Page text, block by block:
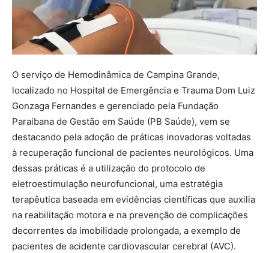
O serviço de Hemodinâmica de Campina Grande,
localizado no Hospital de Emergência e Trauma Dom Luiz
Gonzaga Fernandes e gerenciado pela Fundação
Paraibana de Gestão em Saúde (PB Saúde), vem se
destacando pela adoção de práticas inovadoras voltadas
à recuperação funcional de pacientes neurológicos. Uma
dessas práticas é a utilização do protocolo de
eletroestimulação neurofuncional, uma estratégia
terapêutica baseada em evidências científicas que auxilia
na reabilitação motora e na prevenção de complicações
decorrentes da imobilidade prolongada, a exemplo de
pacientes de acidente cardiovascular cerebral (AVC).